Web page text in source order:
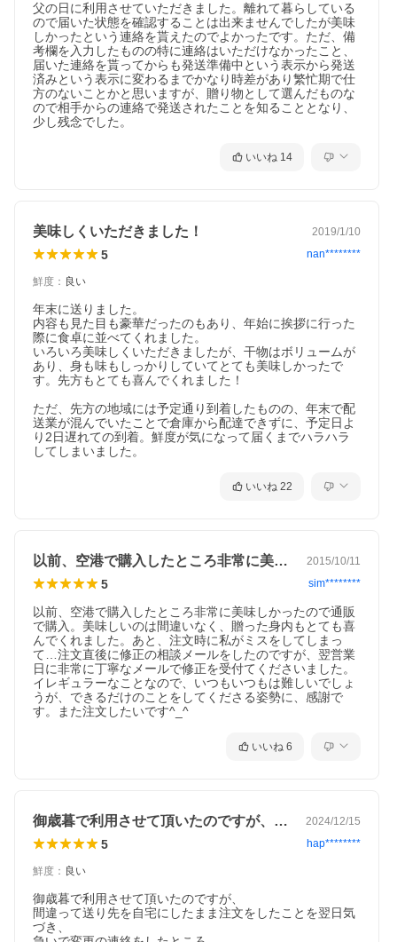
父の日に利用させていただきました。離れて暮らしている
ので届いた状態を確認することは出来ませんでしたが美味
しかったという連絡を貰えたのでよかったです。ただ、備
考欄を入力したものの特に連絡はいただけなかったこと、
届いた連絡を貰ってからも発送準備中という表示から発送
済みという表示に変わるまでかなり時差があり繁忙期で仕
方のないことかと思いますが、贈り物として選んだものな
ので相手からの連絡で発送されたことを知ることとなり、
少し残念でした。
いいね 14
美味しくいただきました！ 2019/1/10
5 nan********
鮮度 ： 良い
年末に送りました。
内容も見た目も豪華だったのもあり、年始に挨拶に行った
際に食卓に並べてくれました。
いろいろ美味しくいただきましたが、干物はボリュームが
あり、身も味もしっかりしていてとても美味しかったで
す。先方もとても喜んでくれました！
ただ、先方の地域には予定通り到着したものの、年末で配
送業が混んでいたことで倉庫から配達できずに、予定日よ
り2日遅れての到着。鮮度が気になって届くまでハラハラ
してしまいました。
いいね 22
以前、空港で購入したところ非常に美味し… 2015/10/11
5 sim********
以前、空港で購入したところ非常に美味しかったので通販
で購入。美味しいのは間違いなく、贈った身内もとても喜
んでくれました。あと、注文時に私がミスをしてしまっ
て…注文直後に修正の相談メールをしたのですが、翌営業
日に非常に丁寧なメールで修正を受付てくださいました。
イレギュラーなことなので、いつもいつもは難しいでしょ
うが、できるだけのことをしてくださる姿勢に、感謝で
す。また注文したいです^_^
いいね 6
御歳暮で利用させて頂いたのですが、間違… 2024/12/15
5 hap********
鮮度 ： 良い
御歳暮で利用させて頂いたのですが、
間違って送り先を自宅にしたまま注文をしたことを翌日気
づき、